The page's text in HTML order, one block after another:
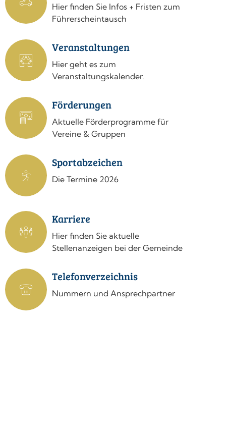
Hier finden Sie Infos + Fristen zum
Führerscheintausch
Veranstaltungen
Hier geht es zum
Veranstaltungskalender.
Förderungen
Aktuelle Förderprogramme für
Vereine & Gruppen
Sportabzeichen
Die Termine 2026
Karriere
Hier finden Sie aktuelle
Stellenanzeigen bei der Gemeinde
Telefonverzeichnis
Nummern und Ansprechpartner